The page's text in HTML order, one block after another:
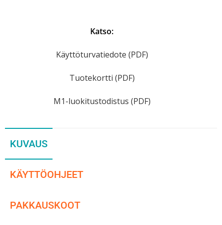
Katso:
Käyttöturvatiedote (PDF)
Tuotekortti (PDF)
M1-luokitustodistus (PDF)
KUVAUS
KÄYTTÖOHJEET
PAKKAUSKOOT